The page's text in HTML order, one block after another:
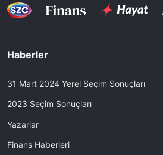
Haberler
31 Mart 2024 Yerel Seçim Sonuçları
2023 Seçim Sonuçları
Yazarlar
Finans Haberleri